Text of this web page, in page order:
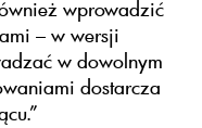
wprowadzić
– w wersji
w dowolnym
dostarcza